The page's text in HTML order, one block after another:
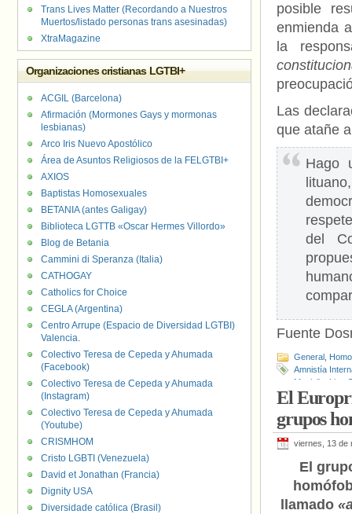
posible
enmienda
la
Las
que atañe
Hago
del
Fuente
General
Amnistía
Masiulis
Liga
Raskevičius,
El
grupos
viernes, 13 de
El
llamado
Trans Lives Matter (Recordando a Nuestros
Muertos/listado personas trans asesinadas)
XtraMagazine
Organizaciones cristianas LGTBI+
ACGIL (Barcelona)
Afirmación (Mormones Gays y mormonas
lesbianas)
Arco Iris Nuevo Apostólico
Área de Asuntos Religiosos de la FELGTBI+
AXIOS
Baptistas Homosexuales
BETANIA (antes Galigay)
Biblioteca LGTTB «Oscar Hermes Villordo»
Blog de Betania
Cammini di Speranza (Italia)
CATHOGAY
Catholics for Choice
CEGLA (Argentina)
Centro Arrupe (Espacio de Diversidad LGTBI)
Valencia.
Colectivo Teresa de Cepeda y Ahumada
(Facebook)
Colectivo Teresa de Cepeda y Ahumada
(Instagram)
Colectivo Teresa de Cepeda y Ahumada
(Youtube)
CRISMHOM
Cristo LGBTI (Venezuela)
David et Jonathan (Francia)
Dignity USA
Diversidade católica (Brasil)